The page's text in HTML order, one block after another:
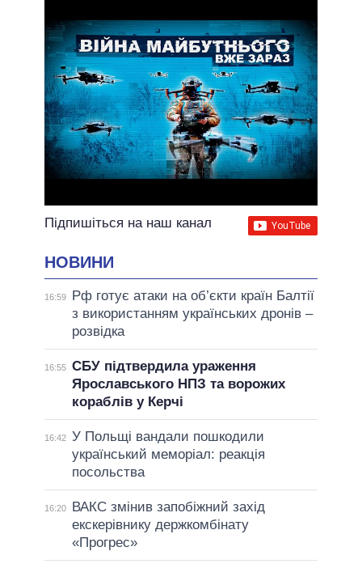
ВСІ ОБІЦЯНКИ
АРХІВНІ ОБІЦЯНКИ
Підпишіться на наш канал
НОВИНИ
16:59
Рф готує атаки на об’єкти країн Балтії
з використанням українських дронів –
розвідка
16:55 СБУ підтвердила ураження
Ярославського НПЗ та ворожих
кораблів у Керчі
16:42 У Польщі вандали пошкодили
український меморіал: реакція
посольства
16:20
ВАКС змінив запобіжний захід
екскерівнику держкомбінату
«Прогрес»